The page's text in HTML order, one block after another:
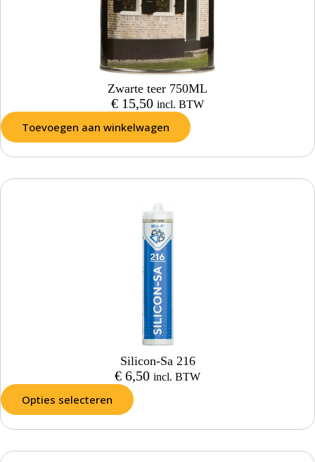
Zwarte teer 750ML
€ 15,50 incl. BTW
Toevoegen aan winkelwagen
Silicon-Sa 216
€ 6,50 incl. BTW
Opties selecteren